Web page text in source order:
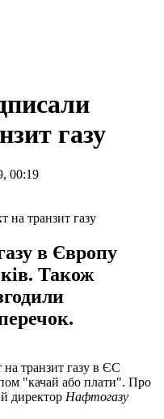
газу
00:19
в Європу
Також
на транзит газу в ЄС
"качай або плати". Про
директор Нафтогазу